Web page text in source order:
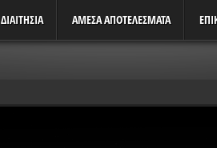
ΔΙΑΙΤΗΣΙΑ ΑΜΕΣΑ ΑΠΟΤΕΛΕΣΜΑΤΑ